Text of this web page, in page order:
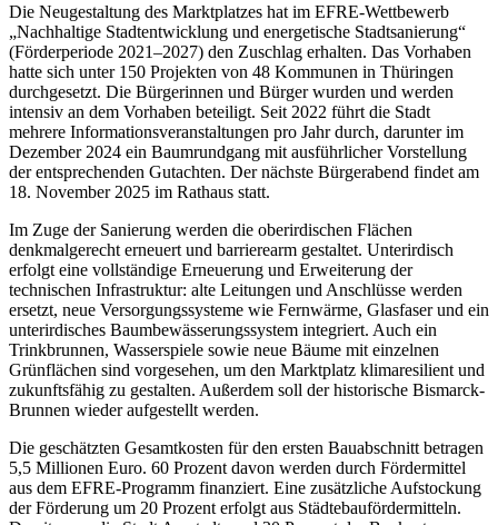
Die Neugestaltung des Marktplatzes hat im EFRE-Wettbewerb
„Nachhaltige Stadtentwicklung und energetische Stadtsanierung“
(Förderperiode 2021–2027) den Zuschlag erhalten. Das Vorhaben
hatte sich unter 150 Projekten von 48 Kommunen in Thüringen
durchgesetzt. Die Bürgerinnen und Bürger wurden und werden
intensiv an dem Vorhaben beteiligt. Seit 2022 führt die Stadt
mehrere Informationsveranstaltungen pro Jahr durch, darunter im
Dezember 2024 ein Baumrundgang mit ausführlicher Vorstellung
der entsprechenden Gutachten. Der nächste Bürgerabend findet am
18. November 2025 im Rathaus statt.
Im Zuge der Sanierung werden die oberirdischen Flächen
denkmalgerecht erneuert und barrierearm gestaltet. Unterirdisch
erfolgt eine vollständige Erneuerung und Erweiterung der
technischen Infrastruktur: alte Leitungen und Anschlüsse werden
ersetzt, neue Versorgungssysteme wie Fernwärme, Glasfaser und ein
unterirdisches Baumbewässerungssystem integriert. Auch ein
Trinkbrunnen, Wasserspiele sowie neue Bäume mit einzelnen
Grünflächen sind vorgesehen, um den Marktplatz klimaresilient und
zukunftsfähig zu gestalten. Außerdem soll der historische Bismarck-
Brunnen wieder aufgestellt werden.
Die geschätzten Gesamtkosten für den ersten Bauabschnitt betragen
5,5 Millionen Euro. 60 Prozent davon werden durch Fördermittel
aus dem EFRE-Programm finanziert. Eine zusätzliche Aufstockung
der Förderung um 20 Prozent erfolgt aus Städtebaufördermitteln.